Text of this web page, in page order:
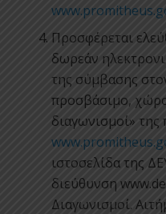
Προσφέρεται
δωρεάν
της σύμβασης
προσβάσιμο,
διαγωνισμοί» της
ιστοσελίδα της
διεύθυνση
Διαγωνισμοί.